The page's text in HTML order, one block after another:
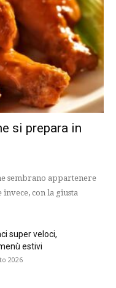
si prepara in
sembrano appartenere
con la giusta
super veloci,
estivi
2026